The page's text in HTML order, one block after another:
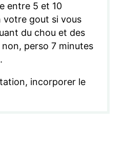
entre 5 et 10
votre gout si vous
du chou et des
perso 7 minutes
incorporer le